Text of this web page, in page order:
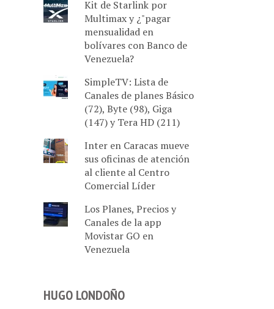
Kit de Starlink por
Multimax y ¿"pagar
mensualidad en
bolívares con Banco de
Venezuela?
SimpleTV: Lista de
Canales de planes Básico
(72), Byte (98), Giga
(147) y Tera HD (211)
Inter en Caracas mueve
sus oficinas de atención
al cliente al Centro
Comercial Líder
Los Planes, Precios y
Canales de la app
Movistar GO en
Venezuela
HUGO LONDOÑO